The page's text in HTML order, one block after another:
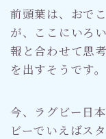
前頭葉は、おで
が、ここにいろ
報と合わせて思
を出すそうです。
今、ラグビー日
ビーでいえばス